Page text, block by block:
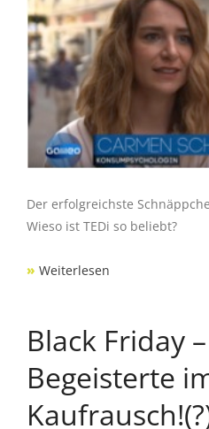
Der erfolgreichste
Wieso ist TEDi so beliebt?
» Weiterlesen
Black Friday
Begeisterte